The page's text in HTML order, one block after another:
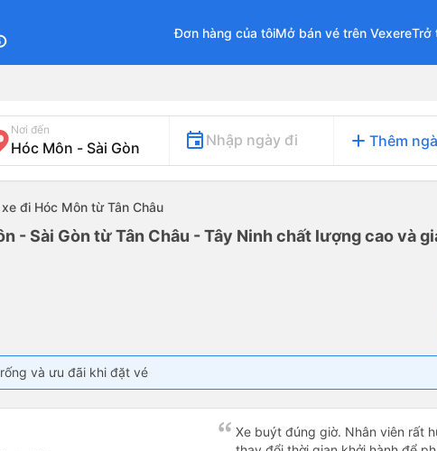
Đơn hàng của tôiMở bán vé trên VexereTrở
Nơi đến
Nhập ngày đi add Thêm
xe đi Hóc Môn từ Tân Châu
- Sài Gòn từ Tân Châu - Tây Ninh chất lượng cao và
và ưu đãi khi đặt vé
Xe buýt đúng giờ. Nhân viên rất